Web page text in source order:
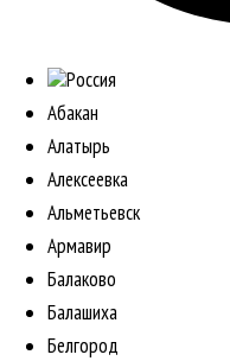
Россия
Абакан
Алатырь
Алексеевка
Альметьевск
Армавир
Балаково
Балашиха
Белгород